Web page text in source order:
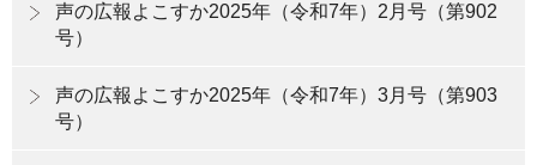
声の広報よこすか2025年（令和7年）2月号（第902
号）
声の広報よこすか2025年（令和7年）3月号（第903
号）